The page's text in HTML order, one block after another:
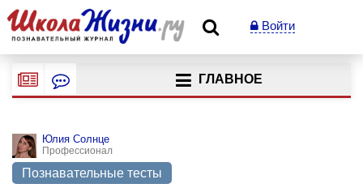
Войти
ГЛАВНОЕ
Юлия Солнце
Профессионал
Познавательные тесты